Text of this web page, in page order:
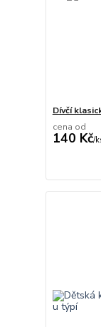
Dívčí
cena od
140 Kč/